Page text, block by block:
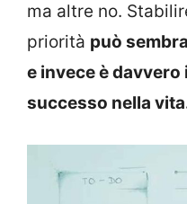
ma altre no.
priorità può
e invece è
successo nella